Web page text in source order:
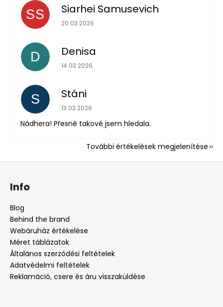
SS Siarhei Samusevich
Az áruház értékelése 5-ből 5 csillag.
20.03.2026
D Denisa
Az áruház értékelése 5-ből 5 csillag.
14.03.2026
S Stáni
Az áruház értékelése 5-ből 5 csillag.
13.03.2026
Nádhera! Přesně takové jsem hledala.
További értékelések megjelenítése
Info
Blog
Behind the brand
Webáruház értékelése
Méret táblázatok
Általános szerződési feltételek
Adatvédelmi feltételek
Reklamáció, csere és áru visszaküldése